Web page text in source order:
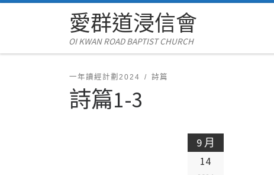
Skip to content愛群道浸信會
OI KWAN ROAD BAPTIST CHURCH
一年讀經計劃2024 詩篇
詩篇1-3
9 月
14